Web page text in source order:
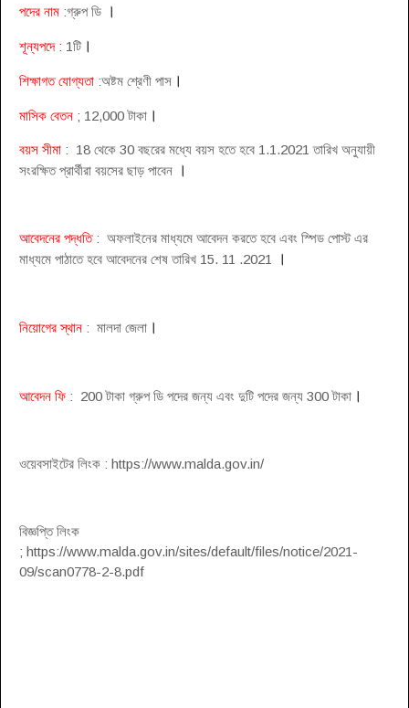
পদের নাম :গ্রুপ ডি ।
শূন্যপদে : 1টি ।
শিক্ষাগত যোগ্যতা :অষ্টম শ্রেণী পাস ।
মাসিক বেতন ; 12,000 টাকা ।
বয়স সীমা : 18 থেকে 30 বছরের মধ্যে বয়স হতে হবে 1.1.2021 তারিখ অনুযায়ী
সংরক্ষিত প্রার্থীরা বয়সের ছাড় পাবেন ।
আবেদনের পদ্ধতি: অফলাইনের মাধ্যমে আবেদন করতে হবে এবং স্পিড পোস্ট এর
মাধ্যমে পাঠাতে হবে আবেদনের শেষ তারিখ 15. 11 .2021
।
নিয়োগের স্থান : মালদা জেলা ।
আবেদন ফি : 200 টাকা গ্রুপ ডি পদের জন্য এবং দুটি পদের জন্য 300 টাকা ।
ওয়েবসাইটের লিংক : https://www.malda.gov.in/
বিজ্ঞপ্তি লিংক
; https://www.malda.gov.in/sites/default/files/notice/2021-
09/scan0778-2-8.pdf